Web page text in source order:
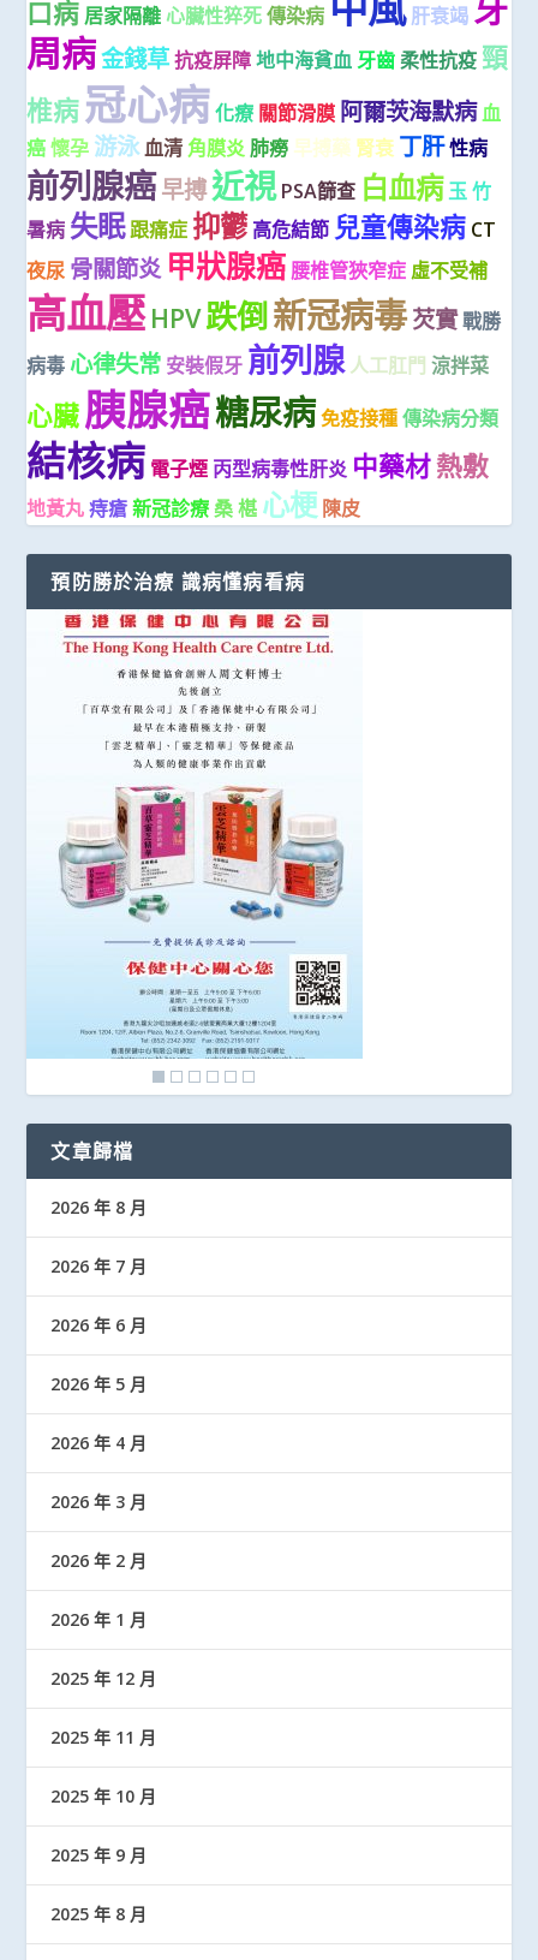
口病 居家隔離 心臟性猝死 傳染病 肝衰竭 牙
周病金錢草 抗疫屏障 地中海貧血 牙齒 柔性抗疫 頸
椎病冠心病 化療 關節滑膜 阿爾茨海默病血
癌 懷孕 游泳血清 角膜炎 肺癆 早搏藥 腎衰 丁肝性病
前列腺癌早搏近視 PSA篩查 白血病 玉 竹
暑病 失眠跟痛症 抑鬱 高危結節 兒童傳染病 CT
夜尿 骨關節炎 甲狀腺癌 腰椎管狹窄症 虛不受補
高血壓HPV跌倒新冠病毒芡實戰勝
病毒 心律失常 安裝假牙 前列腺 人工肛門 涼拌菜
心臟胰腺癌糖尿病免疫接種 傳染病分類
結核病 電子煙 丙型病毒性肝炎 中藥材熱敷
地黃丸 痔瘡 新冠診療 桑 椹 心梗 陳皮
預防勝於治療 識病懂病看病
文章歸檔
2026 年 8 月
2026 年 7 月
2026 年 6 月
2026 年 5 月
2026 年 4 月
2026 年 3 月
2026 年 2 月
2026 年 1 月
2025 年 12 月
2025 年 11 月
2025 年 10 月
2025 年 9 月
2025 年 8 月